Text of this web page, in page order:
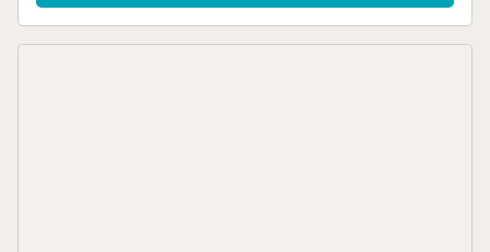
en coche. La casa tiene 1 dormitorio con cama de